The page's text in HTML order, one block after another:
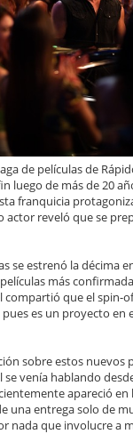
de películas de
luego de más de 20
franquicia
actor reveló que se
se estrenó la décima
más
compartió que el spin-
es un proyecto en
sobre estos nuevos
venía hablando
apareció
una entrega solo de
nada que involucre a